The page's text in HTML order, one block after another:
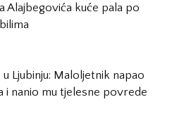
Alajbegovića kuće pala po
Ljubinju: Maloljetnik napao
i nanio mu tjelesne povrede